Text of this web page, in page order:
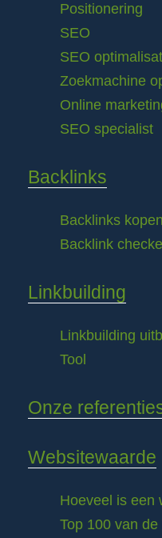
Positionering
SEO
SEO
Zoekmachine
Online
SEO specialist
Backlinks
Backlinks kopen
Backlink
Linkbuilding
Linkbuilding
Tool
Onze
Websitewaarde
Hoeveel is een
Top 100 van